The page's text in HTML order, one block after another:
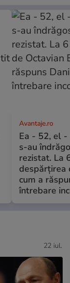
Avantaje.ro
Ea - 52, el -
s-au
rezistat. La
despărțirea
cum a
întrebare
22 iul.